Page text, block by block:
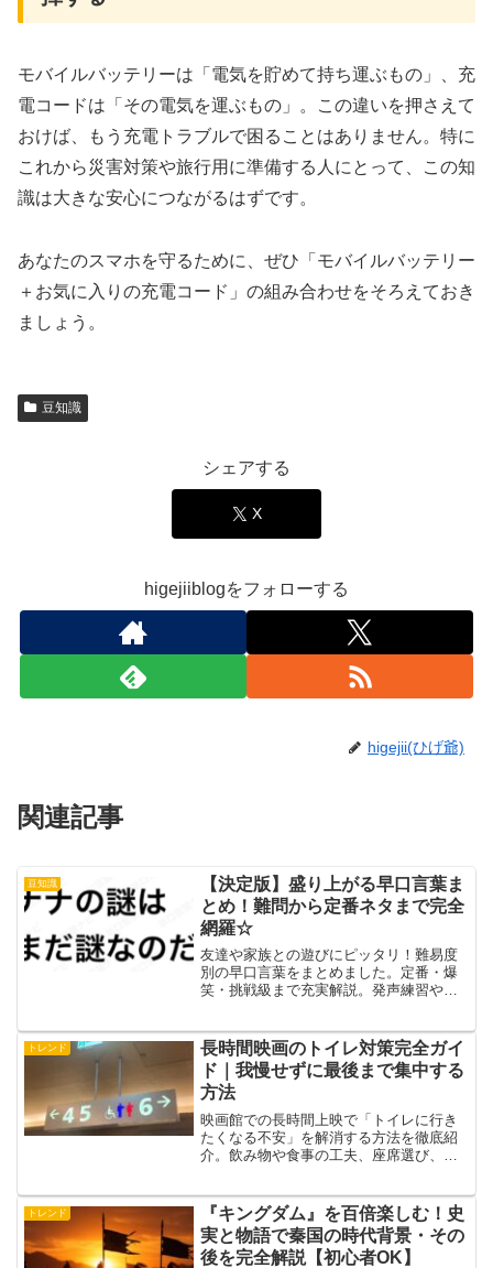
モバイルバッテリーは「電気を貯めて持ち運ぶもの」、充
電コードは「その電気を運ぶもの」。この違いを押さえて
おけば、もう充電トラブルで困ることはありません。特に
これから災害対策や旅行用に準備する人にとって、この知
識は大きな安心につながるはずです。
あなたのスマホを守るために、ぜひ「モバイルバッテリー
＋お気に入りの充電コード」の組み合わせをそろえておき
ましょう。
豆知識
シェアする
X
higejiiblogをフォローする
higejii(ひげ爺)
関連記事
豆知識
【決定版】盛り上がる早口言葉ま
とめ！難問から定番ネタまで完全
網羅☆
友達や家族との遊びにピッタリ！難易度
別の早口言葉をまとめました。定番・爆
笑・挑戦級まで充実解説。発声練習や宴
トレンド
長時間映画のトイレ対策完全ガイ
ド｜我慢せずに最後まで集中する
方法
映画館での長時間上映で「トイレに行き
たくなる不安」を解消する方法を徹底紹
介。飲み物や食事の工夫、座席選び、上
た。
トレンド
『キングダム』を百倍楽しむ！史
実と物語で秦国の時代背景・その
後を完全解説【初心者OK】